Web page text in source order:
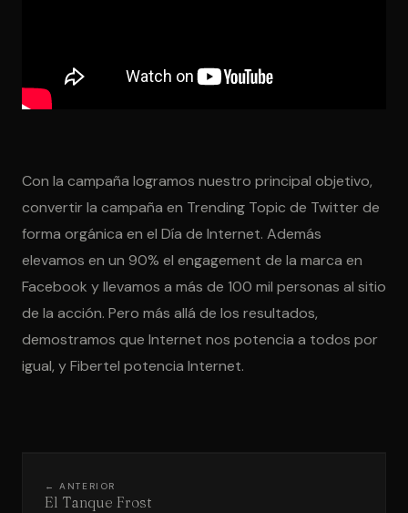
Con la campaña logramos nuestro principal objetivo,
convertir la campaña en Trending Topic de Twitter de
forma orgánica en el Día de Internet. Además
elevamos en un 90% el engagement de la marca en
Facebook y llevamos a más de 100 mil personas al sitio
de la acción. Pero más allá de los resultados,
demostramos que Internet nos potencia a todos por
igual, y Fibertel potencia Internet.
← ANTERIOR
El Tanque Frost